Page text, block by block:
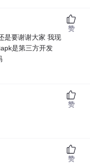
是要谢谢大家 我现
是第三方开发
赞
赞
赞